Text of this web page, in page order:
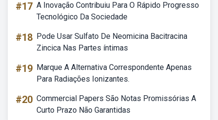
#17 A Inovação Contribuiu Para O Rápido Progresso
Tecnológico Da Sociedade
#18 Pode Usar Sulfato De Neomicina Bacitracina
Zincica Nas Partes íntimas
#19 Marque A Alternativa Correspondente Apenas
Para Radiações Ionizantes.
#20 Commercial Papers São Notas Promissórias A
Curto Prazo Não Garantidas